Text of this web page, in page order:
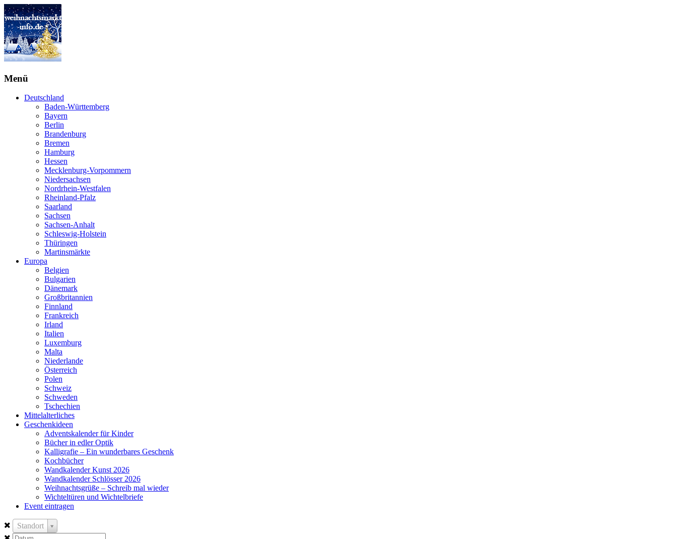
Menü
Deutschland
Baden-Württemberg
Bayern
Berlin
Brandenburg
Bremen
Hamburg
Hessen
Mecklenburg-Vorpommern
Niedersachsen
Nordrhein-Westfalen
Rheinland-Pfalz
Saarland
Sachsen
Sachsen-Anhalt
Schleswig-Holstein
Thüringen
Martinsmärkte
Europa
Belgien
Bulgarien
Dänemark
Großbritannien
Finnland
Frankreich
Irland
Italien
Luxemburg
Malta
Niederlande
Österreich
Polen
Schweiz
Schweden
Tschechien
Mittelalterliches
Geschenkideen
Adventskalender für Kinder
Bücher in edler Optik
Kalligrafie – Ein wunderbares Geschenk
Kochbücher
Wandkalender Kunst 2026
Wandkalender Schlösser 2026
Weihnachtsgrüße – Schreib mal wieder
Wichteltüren und Wichtelbriefe
Event eintragen
Standort